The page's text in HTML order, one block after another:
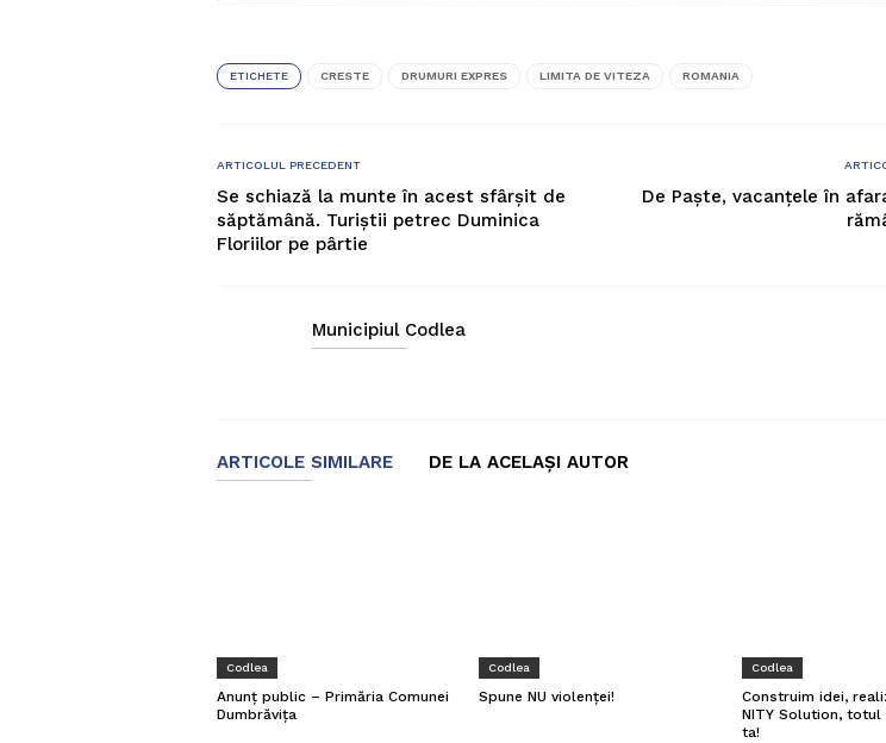
ETICHETE CRESTE DRUMURI EXPRES LIMITA DE VITEZA ROMANIA
ARTICOLUL PRECEDENT
Se schiază la munte în acest sfârșit de
săptămână. Turiștii petrec Duminica
Floriilor pe pârtie
De Paște, vacanțele în
Municipiul Codlea
ARTICOLE SIMILARE DE LA ACELAȘI AUTOR
Codlea
Anunț public – Primăria Comunei
Dumbrăvița
Codlea
Spune NU violenței!
Codlea
Construim idei,
NITY Solution, totul
ta!